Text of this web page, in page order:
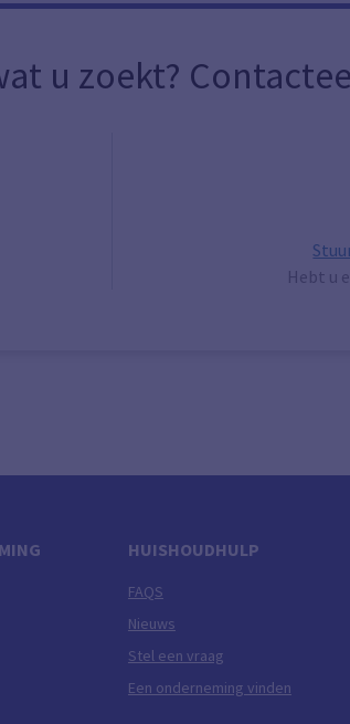
u zoekt?
Hebt u
HUISHOUDHULP
FAQS
Nieuws
Stel een vraag
Een onderneming vinden